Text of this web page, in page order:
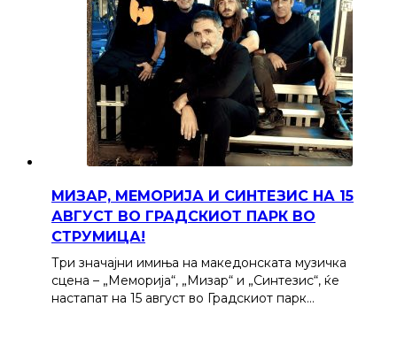
МИЗАР, МЕМОРИЈА И СИНТЕЗИС НА 15
АВГУСТ ВО ГРАДСКИОТ ПАРК ВО
СТРУМИЦА!
Три значајни имиња на македонската музичка
сцена – „Меморија“, „Мизар“ и „Синтезис“, ќе
настапат на 15 август во Градскиот парк…